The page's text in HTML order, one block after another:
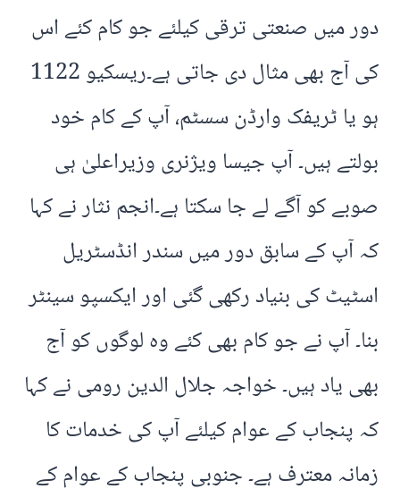
دور میں صنعتی ترقی کیلئے جو کام کئے اس
کی آج بھی مثال دی جاتی ہے۔ریسکیو 1122
ہو یا ٹریفک وارڈن سسٹم، آپ کے کام خود
بولتے ہیں۔ آپ جیسا ویژنری وزیراعلیٰ ہی
صوبے کو آگے لے جا سکتا ہے۔انجم نثار نے کہا
کہ آپ کے سابق دور میں سندر انڈسٹریل
اسٹیٹ کی بنیاد رکھی گئی اور ایکسپو سینٹر
بنا۔ آپ نے جو کام بھی کئے وہ لوگوں کو آج
بھی یاد ہیں۔ خواجہ جلال الدین رومی نے کہا
کہ پنجاب کے عوام کیلئے آپ کی خدمات کا
زمانہ معترف ہے۔ جنوبی پنجاب کے عوام کے